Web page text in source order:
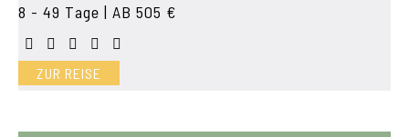
8 - 49 Tage | AB 505 €
ZUR REISE